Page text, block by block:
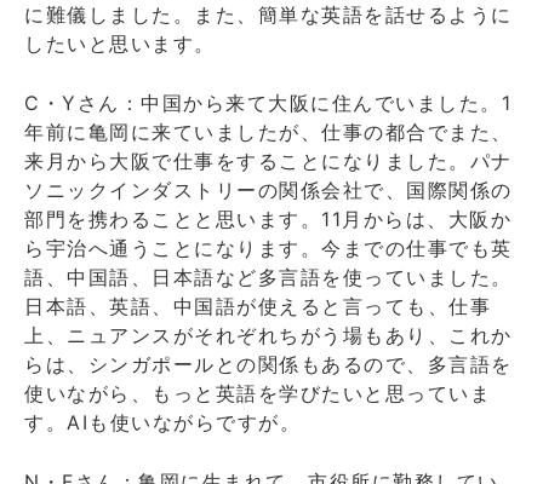
に難儀しました。また、簡単な英語を話せるように
したいと思います。
C・Yさん：中国から来て大阪に住んでいました。1
年前に亀岡に来ていましたが、仕事の都合でまた、
来月から大阪で仕事をすることになりました。パナ
ソニックインダストリーの関係会社で、国際関係の
部門を携わることと思います。11月からは、大阪か
ら宇治へ通うことになります。今までの仕事でも英
語、中国語、日本語など多言語を使っていました。
日本語、英語、中国語が使えると言っても、仕事
上、ニュアンスがそれぞれちがう場もあり、これか
らは、シンガポールとの関係もあるので、多言語を
使いながら、もっと英語を学びたいと思っていま
す。AIも使いながらですが。